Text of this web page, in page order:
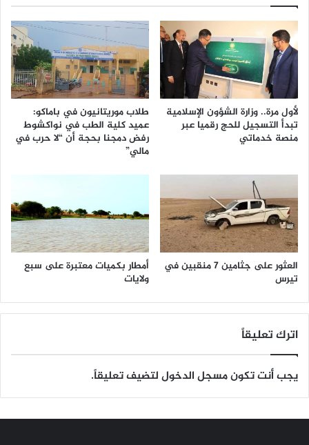
لأول مرة.. وزارة الشؤون الإسلامية
تبدأ التسجيل للحج رقميا عبر
منصة خدماتي
طلاب موريتانيون في باماكو:
عميد كلية الطب في نواكشوط
رفض دمجنا بحجة أن “لا حرب في
مالي”
العثور على جثامين 7 منقبين في
تيرس
أمطار بكميات معتبرة على سبع
ولايات
اترك تعليقاً
يجب أنت تكونمسجل الدخوللتضيف تعليقاً.